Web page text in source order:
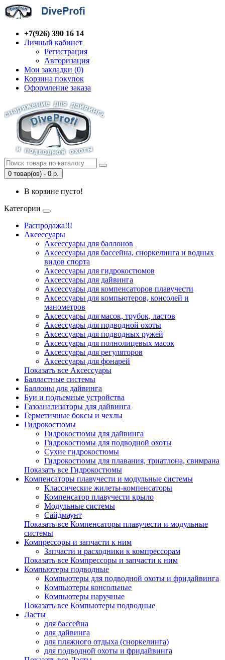
+7(926) 390 16 14
Личный кабинет
Регистрация
Авторизация
Мои закладки (0)
Корзина покупок
Оформление заказа
0 товар(ов) - 0 р.
В корзине пусто!
Категории
Распродажа!!!
Аксессуары
Аксессуары для баллонов
Аксессуары для бассейна, сноркелинга и водных
видов спорта
Аксессуары для гидрокостюмов
Аксессуары для дайвинга
Аксессуары для компенсаторов плавучести
Аксессуары для компьютеров, консолей и
манометров
Аксессуары для масок, трубок, ластов
Аксессуары для подводной охоты
Аксессуары для подводных ружей
Аксессуары для полнолицевых масок
Аксессуары для регуляторов
Аксессуары для фонарей
Показать все Аксессуары
Балластные системы
Баллоны для дайвинга
Буи и подъемные устройства
Газоанализаторы для дайвинга
Герметичные боксы и чехлы
Гидрокостюмы
Гидрокостюмы для дайвинга
Гидрокостюмы для подводной охоты
Сухие гидрокостюмы
Гидрокостюмы для плавания, триатлона, свимрана
Показать все Гидрокостюмы
Компенсаторы плавучести и модульные системы
Классические жилеты-компенсаторы
Компенсатор плавучести крыло
Модульные системы
Сайдмаунт
Показать все Компенсаторы плавучести и модульные
системы
Компрессоры и запчасти к ним
Запчасти и расходники к компрессорам
Показать все Компрессоры и запчасти к ним
Компьютеры подводные
Компьютеры для подводной охоты и фридайвинга
Компьютеры консольные
Компьютеры наручные
Показать все Компьютеры подводные
Ласты
для бассейна
для дайвинга
для пляжного отдыха (сноркелинга)
для подводной охоты и фридайвинга